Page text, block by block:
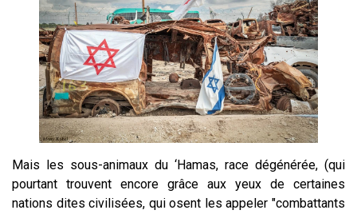
Mais les sous-animaux du ‘Hamas, race dégénérée, (qui
pourtant trouvent encore grâce aux yeux de certaines
nations dites civilisées, qui osent les appeler "combattants